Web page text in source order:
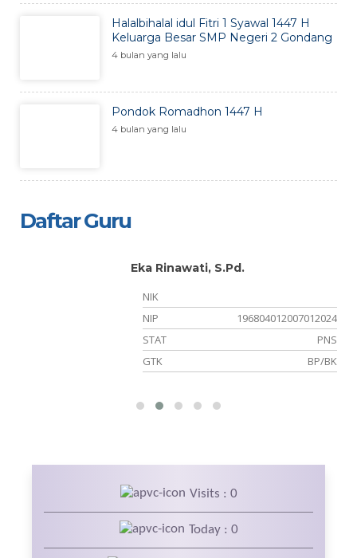
Halalbihalal idul Fitri 1 Syawal 1447 H
Keluarga Besar SMP Negeri 2 Gondang
4 bulan yang lalu
Pondok Romadhon 1447 H
4 bulan yang lalu
Daftar Guru
Eka Rinawati, S.Pd.
NIK
NIP
196804012007012024
STAT
PNS
GTK
BP/BK
Visits : 0
Today : 0